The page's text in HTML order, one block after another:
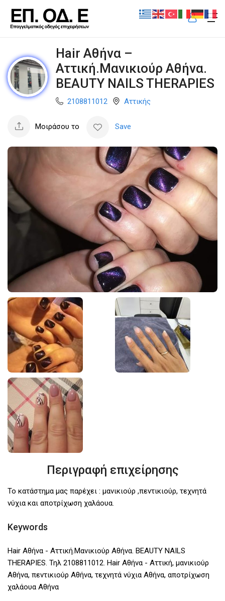
Hair Αθήνα –
Αττική.Μανικιούρ Αθήνα.
BEAUTY NAILS THERAPIES
2108811012 Αττικής
Μοιράσου το Save
Περιγραφή επιχείρησης
Το κατάστημα μας παρέχει : μανικιούρ ,πεντικιούρ, τεχνητά
νύχια και αποτρίχωση χαλάουα.
Keywords
Hair Αθήνα - Αττική.Μανικιούρ Αθήνα. BEAUTY NAILS
THERAPIES. Τηλ 2108811012. Hair Αθήνα - Αττική, μανικιούρ
Αθήνα, πεντικιούρ Αθήνα, τεχνητά νύχια Αθήνα, αποτρίχωση
χαλάουα Αθήνα